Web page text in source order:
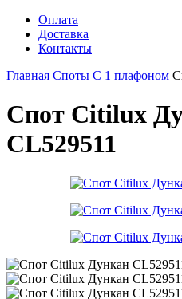
Оплата
Доставка
Контакты
Главная Споты С 1 плафоном
Спот Citilux
CL529511